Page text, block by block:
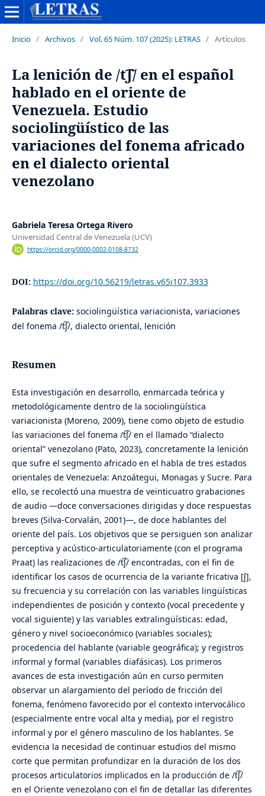
Inicio / Archivos / Vol. 65 Núm. 107 (2025): LETRAS / Artículos
La lenición de /t͡ʃ/ en el español
hablado en el oriente de
Venezuela. Estudio
sociolingüístico de las
variaciones del fonema africado
en el dialecto oriental
venezolano
Gabriela Teresa Ortega Rivero
Universidad Central de Venezuela (UCV)
https://orcid.org/0000-0002-0108-8732
DOI: https://doi.org/10.56219/letras.v65i107.3933
Palabras clave: sociolingüística variacionista, variaciones
del fonema /t͡ʃ/, dialecto oriental, lenición
Resumen
Esta investigación en desarrollo, enmarcada teórica y
metodológicamente dentro de la sociolingüística
variacionista (Moreno, 2009), tiene como objeto de estudio
las variaciones del fonema /t͡ʃ/ en el llamado “dialecto
oriental” venezolano (Pato, 2023), concretamente la lenición
que sufre el segmento africado en el habla de tres estados
orientales de Venezuela: Anzoátegui, Monagas y Sucre. Para
ello, se recolectó una muestra de veinticuatro grabaciones
de audio —doce conversaciones dirigidas y doce respuestas
breves (Silva-Corvalán, 2001)—, de doce hablantes del
oriente del país. Los objetivos que se persiguen son analizar
perceptiva y acústico-articulatoriamente (con el programa
Praat) las realizaciones de /t͡ʃ/ encontradas, con el fin de
identificar los casos de ocurrencia de la variante fricativa [ʃ],
su frecuencia y su correlación con las variables lingüísticas
independientes de posición y contexto (vocal precedente y
vocal siguiente) y las variables extralingüísticas: edad,
género y nivel socioeconómico (variables sociales);
procedencia del hablante (variable geográfica); y registros
informal y formal (variables diafásicas). Los primeros
avances de esta investigación aún en curso permiten
observar un alargamiento del período de fricción del
fonema, fenómeno favorecido por el contexto intervocálico
(especialmente entre vocal alta y media), por el registro
informal y por el género masculino de los hablantes. Se
evidencia la necesidad de continuar estudios del mismo
corte que permitan profundizar en la duración de los dos
procesos articulatorios implicados en la producción de /t͡ʃ/
en el Oriente venezolano con el fin de detallar las diferentes